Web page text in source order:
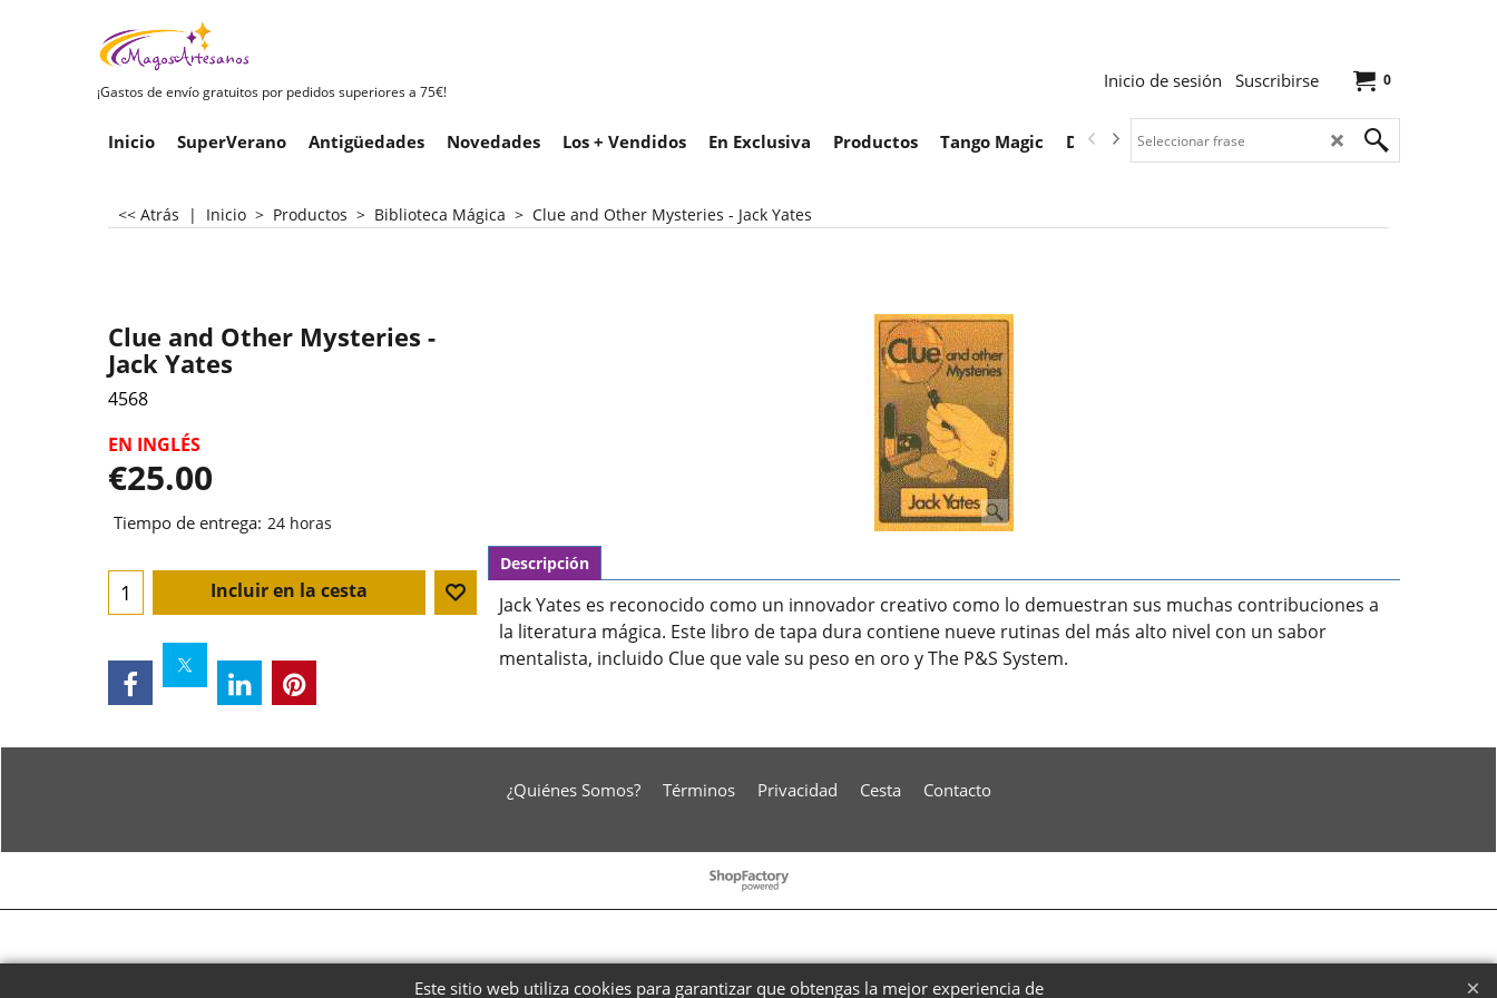
¡Gastos de envío gratuitos por pedidos superiores a 75€!
0
Inicio de sesión Suscribirse
Inicio SuperVerano Antigüedades Novedades Los + Vendidos En Exclusiva Productos Tango Magic Descargas
<< Atrás | Inicio > Productos > Biblioteca Mágica > Clue and Other Mysteries - Jack Yates
Clue and Other Mysteries -
Jack Yates
4568
EN INGLÉS
€25.00
Tiempo de entrega: 24 horas
Incluir en la cesta
Descripción
Jack Yates es reconocido como un innovador creativo como lo demuestran sus muchas contribuciones a
la literatura mágica. Este libro de tapa dura contiene nueve rutinas del más alto nivel con un sabor
mentalista, incluido Clue que vale su peso en oro y The P&S System.
¿Quiénes Somos? Términos Privacidad Cesta Contacto
To create online store
ShopFactory eCommerce
Este sitio web utiliza cookies para garantizar que obtengas la mejor experiencia de